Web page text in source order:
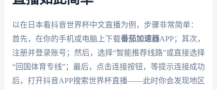
以在日本看抖音世界杯中文直播为例，步骤非常简单：
首先，在你的手机或电脑上下载番茄加速器APP；其次，
注册并登录账号；然后，选择“智能推荐线路”或直接选择
“回国体育专线”；最后，点击连接按钮，等提示连接成功
后，打开抖音APP搜索世界杯直播——此时你会发现地区